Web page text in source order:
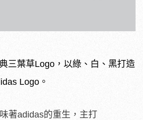
三葉草Logo，以綠、白、黑打造
Logo。
著adidas的重生，主打